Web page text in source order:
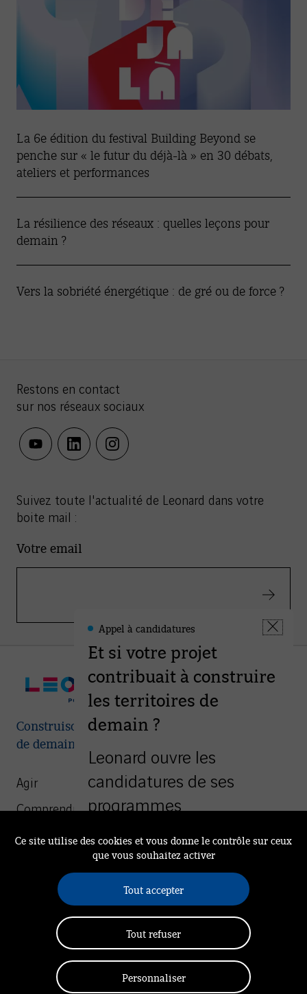
La 6e édition du festival Building Beyond se
penche sur « le futur du déjà-là » en 30 débats,
ateliers et performances
La résilience des réseaux : quelles leçons pour
demain ?
Vers la sobriété énergétique : de gré ou de force ?
Restons en contact
sur nos réseaux sociaux
youtubelinkedininstagram
Suivez toute l'actualité de Leonard dans votre
boite mail :
Votre email
Valider
Construisons ensemble les villes et territoires
de demain
Agir
Comprendre
We Are Leonard
Rendez-vous à Leonard
Actualités
Communauté
Politique de confidentialité Gestion des cookies
Mentions légales
Nous contacter
Accessibilité (totalement conforme)
Leonard
-
Informations
Fermer
Appel à candidatures
Et si votre projet
contribuait à construire
les territoires de
demain ?
Leonard ouvre les
candidatures de ses
programmes
destination des start-up
et des collaborateurs du
groupe VINCI porteurs de
solutions innovantes.
Découvrir les appels à candidatures
Ce site utilise des cookies et vous donne le contrôle sur ceux
que vous souhaitez activer
Tout accepter
Tout refuser
Personnaliser